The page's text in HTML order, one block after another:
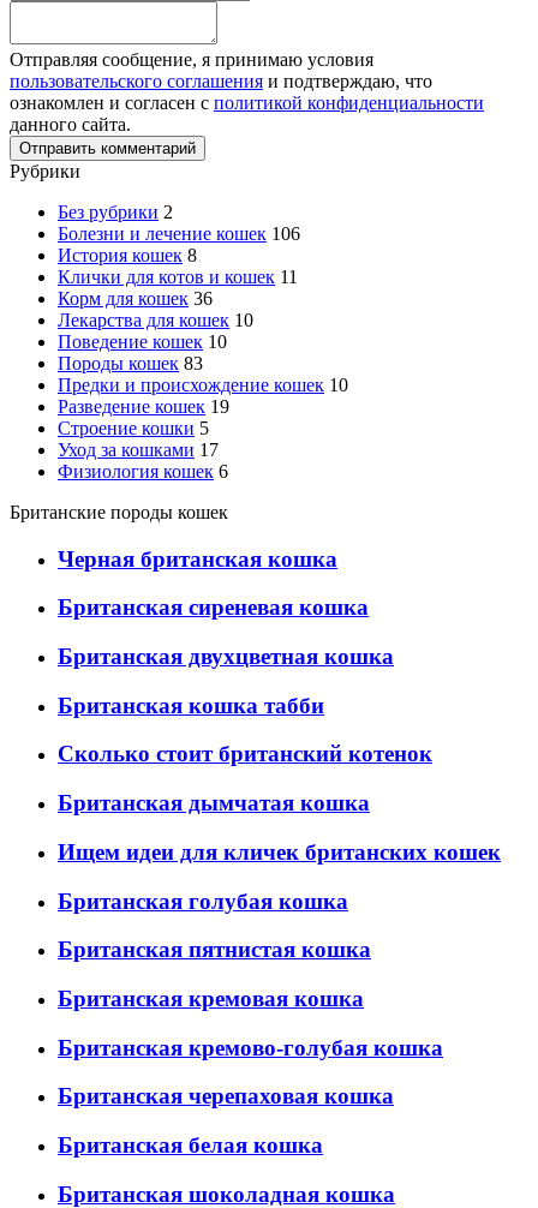
Отправляя сообщение, я принимаю условия
пользовательского соглашения и подтверждаю, что
ознакомлен и согласен с политикой конфиденциальности
данного сайта.
Рубрики
Без рубрики 2
Болезни и лечение кошек 106
История кошек 8
Клички для котов и кошек 11
Корм для кошек 36
Лекарства для кошек 10
Поведение кошек 10
Породы кошек 83
Предки и происхождение кошек 10
Разведение кошек 19
Строение кошки 5
Уход за кошками 17
Физиология кошек 6
Британские породы кошек
Черная британская кошка
Британская сиреневая кошка
Британская двухцветная кошка
Британская кошка табби
Сколько стоит британский котенок
Британская дымчатая кошка
Ищем идеи для кличек британских кошек
Британская голубая кошка
Британская пятнистая кошка
Британская кремовая кошка
Британская кремово-голубая кошка
Британская черепаховая кошка
Британская белая кошка
Британская шоколадная кошка